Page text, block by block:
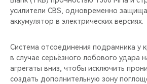
усилители CBS, одновременно
аккумулятор в электрических версиях.
Система отсоединения подрамника у
в случае серьёзного лобового удара
агрегаты вниз, чтобы исключить
создать дополнительную зону